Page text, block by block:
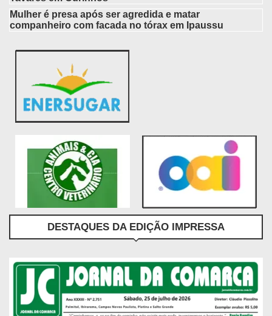
Mulher é presa após ser agredida e matar
companheiro com facada no tórax em Ipaussu
DESTAQUES DA EDIÇÃO IMPRESSA